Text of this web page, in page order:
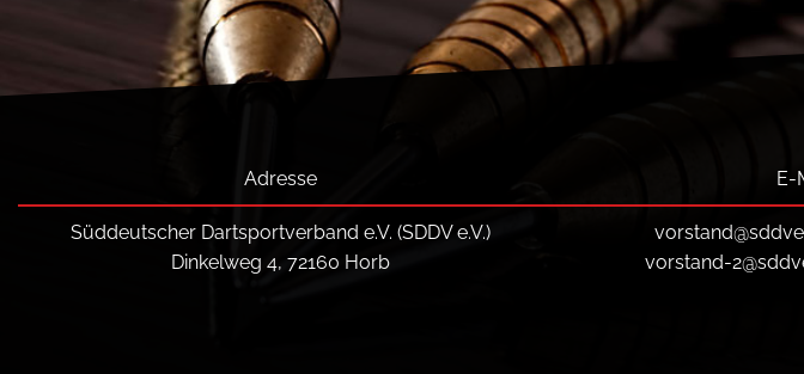
Adresse
Süddeutscher Dartsportverband e.V. (SDDV e.V.)
Dinkelweg 4, 72160 Horb
E-
vorstand-